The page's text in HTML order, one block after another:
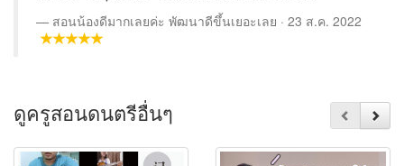
สอนน้องดีมากเลยค่ะ พัฒนาดีขึ้นเยอะเลย · 23 ส.ค. 2022
ดูครูสอนดนตรีอื่นๆ